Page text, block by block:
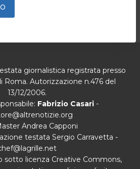
giornalistica registrata presso
Roma. Autorizzazione n.476 del
13/12/2006.
Fabrizio Casari-
Andrea Capponi
testata Sergio Carravetta -
sotto licenza Creative Commons,